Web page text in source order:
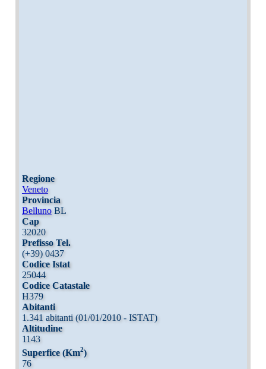
Regione
Veneto
Provincia
BellunoBL
Cap
32020
Prefisso Tel.
(+39) 0437
Codice Istat
25044
Codice Catastale
H379
Abitanti
1.341 abitanti (01/01/2010 - ISTAT)
Altitudine
1143
Superfice (Km2)
76